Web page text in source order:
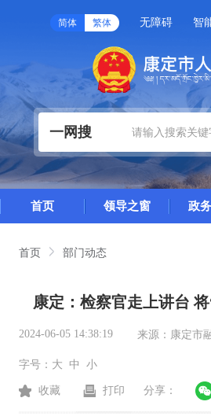
简体 繁体 无障碍 智
一网搜
首页 领导之窗 政
首页 部门动态
康定：检察官走上讲台
2024-06-05 14:38:19 来源： 康定市
字号： 大 中 小
收藏 打印 分享：